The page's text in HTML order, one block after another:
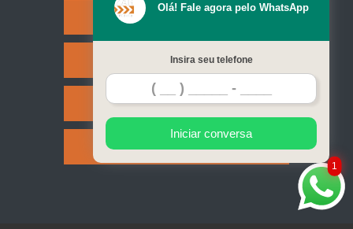
Serviços
Contato
Mapa do site
1
Olá! Fale agora pelo WhatsApp
Insira seu telefone
Iniciar conversa